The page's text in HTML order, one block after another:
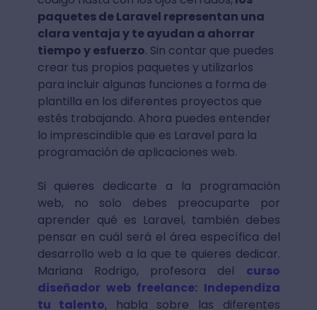
paquetes de Laravel representan una
clara ventaja y te ayudan a ahorrar
tiempo y esfuerzo. Sin contar que puedes
crear tus propios paquetes y utilizarlos
para incluir algunas funciones a forma de
plantilla en los diferentes proyectos que
estés trabajando. Ahora puedes entender
lo imprescindible que es Laravel para la
programación de aplicaciones web.
Si quieres dedicarte a la programación
web, no solo debes preocuparte por
aprender qué es Laravel, también debes
pensar en cuál será el área específica del
desarrollo web a la que te quieres dedicar.
Mariana Rodrigo, profesora del curso
diseñador web freelance: Independiza
tu talento, habla sobre las diferentes